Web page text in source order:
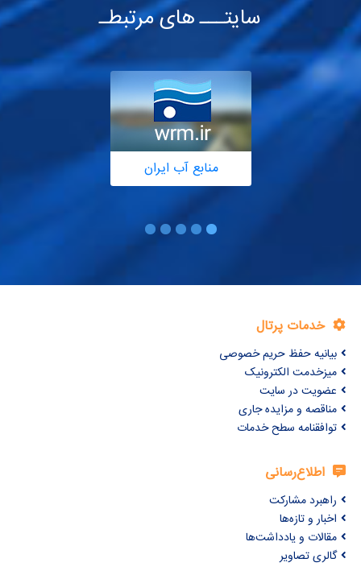
سایتـــ های مرتبطـ
منابع آب ایران
خدمات پرتال
بیانیه حفظ حریم خصوصی
میزخدمت الکترونیک
عضویت در سایت
مناقصه و مزایده جاری
توافقنامه سطح خدمات
اطلاع‌رسانی
راهبرد مشارکت
اخبار و تازه‌ها
مقالات و یادداشت‌ها
گالری تصاویر